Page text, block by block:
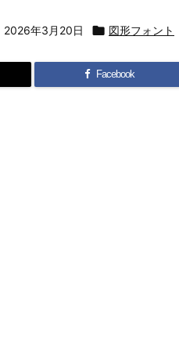
2026年3月20日  図形フォント
Facebook